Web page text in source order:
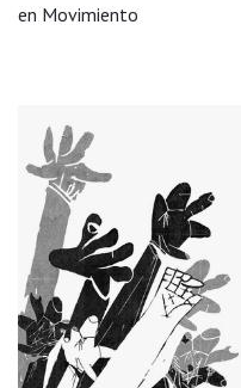
en Movimiento